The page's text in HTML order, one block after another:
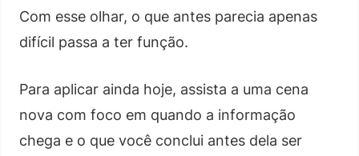
Com esse olhar, o que antes parecia apenas
difícil passa a ter função.
Para aplicar ainda hoje, assista a uma cena
nova com foco em quando a informação
chega e o que você conclui antes dela ser